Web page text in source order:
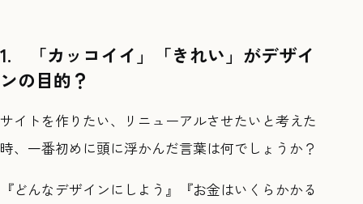
1. 「カッコイイ」「きれい」がデザイ
ンの目的？
サイトを作りたい、リニューアルさせたいと考えた
時、一番初めに頭に浮かんだ言葉は何でしょうか？
『どんなデザインにしよう』『お金はいくらかかる